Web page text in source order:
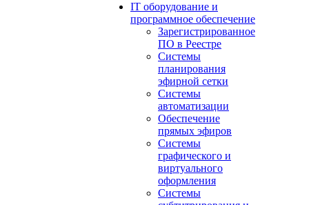
IT оборудование и
программное обеспечение
Зарегистрированное
ПО в Реестре
Системы
планирования
эфирной сетки
Системы
автоматизации
Обеспечение
прямых эфиров
Системы
графического и
виртуального
оформления
Системы